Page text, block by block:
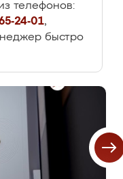
телефонов:
24-01,
быстро